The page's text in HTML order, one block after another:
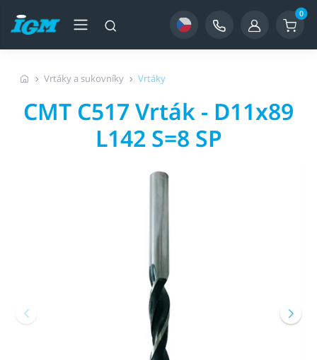
0
Vrtáky a sukovníky Vrtáky
CMT C517 Vrták - D11x89
L142 S=8 SP